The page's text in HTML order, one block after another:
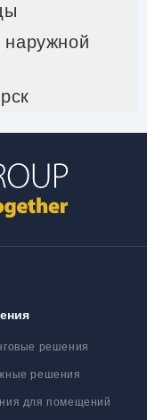
решения
решения
для помещений